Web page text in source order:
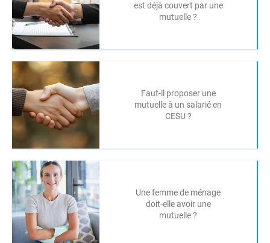
est déjà couvert par une
mutuelle ?
Faut-il proposer une
mutuelle à un salarié en
CESU ?
Une femme de ménage
doit-elle avoir une
mutuelle ?